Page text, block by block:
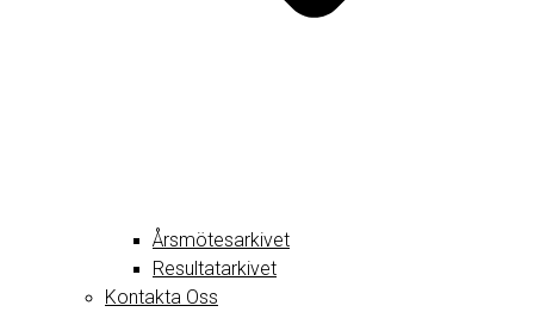
Årsmötesarkivet
Resultatarkivet
Kontakta Oss